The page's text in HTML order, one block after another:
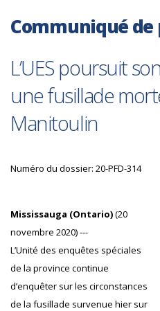
Communiqué de
L’UES poursuit
une fusillade
Manitoulin
Numéro du dossier: 20-PFD-314
Mississauga (Ontario)(20
novembre 2020) ---
L’Unité des enquêtes spéciales
de la province continue
d’enquêter sur les circonstances
de la fusillade survenue hier sur